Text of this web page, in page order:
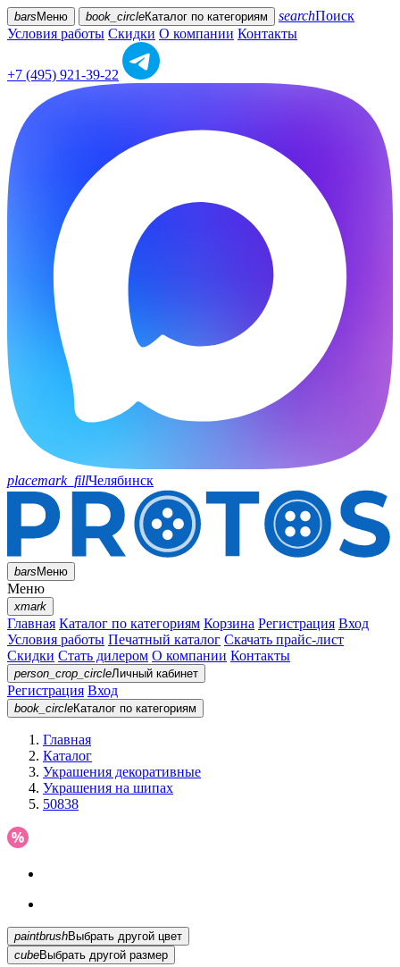
bars Меню book_circleКаталог по категориям searchПоиск
Условия работы Скидки О компании Контакты
+7 (495) 921-39-22
placemark_fillЧелябинск
barsМеню
Меню
xmark
Главная Каталог по категориям Корзина Регистрация Вход
Условия работы Печатный каталог Скачать прайс-лист
Скидки Стать дилером О компании Контакты
person_crop_circleЛичный кабинет
Регистрация Вход
book_circleКаталог по категориям
Главная
Каталог
Украшения декоративные
Украшения на шипах
50838
paintbrush
Выбрать другой цвет
cubeВыбрать другой размер